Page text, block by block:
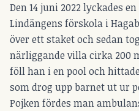
Den 14 juni 2022 lyckades
Lindängens förskola i
över ett staket och sedan
närliggande villa cirka 200
föll han i en pool och
som drog upp barnet ut ur
Pojken fördes man